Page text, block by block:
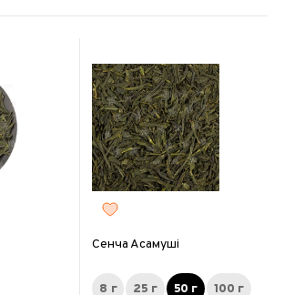
Сенча Асамуші
8 г 25 г 50 г 100 г